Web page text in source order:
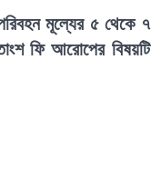
মূল্যের ৫ থেকে ৭
ফি আরোপের বিষয়টি